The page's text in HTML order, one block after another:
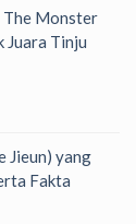
The Monster
Juara Tinju
Jieun) yang
Fakta